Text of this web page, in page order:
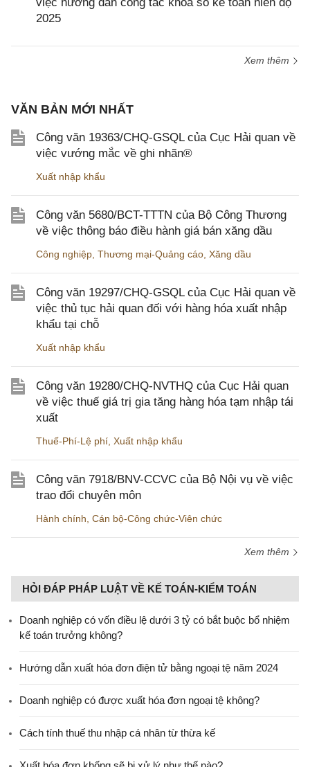
2025
Xem thêm
VĂN BẢN MỚI NHẤT
Công văn 19363/CHQ-GSQL của Cục Hải quan về
việc vướng mắc về ghi nhãn®
Xuất nhập khẩu
Công văn 5680/BCT-TTTN của Bộ Công Thương
về việc thông báo điều hành giá bán xăng dầu
Công nghiệp Thương mại-Quảng cáo Xăng dầu
Công văn 19297/CHQ-GSQL của Cục Hải quan về
việc thủ tục hải quan đối với hàng hóa xuất nhập
khẩu tại chỗ
Xuất nhập khẩu
Công văn 19280/CHQ-NVTHQ của Cục Hải quan
về việc thuế giá trị gia tăng hàng hóa tạm nhập tái
xuất
Thuế-Phí-Lệ phí Xuất nhập khẩu
Công văn 7918/BNV-CCVC của Bộ Nội vụ về việc
trao đổi chuyên môn
Hành chính Cán bộ-Công chức-Viên chức
Xem thêm
HỎI ĐÁP PHÁP LUẬT VỀ KẾ TOÁN-KIỂM TOÁN
Doanh nghiệp có vốn điều lệ dưới 3 tỷ có bắt buộc bổ nhiệm
kế toán trưởng không?
Hướng dẫn xuất hóa đơn điện tử bằng ngoại tệ năm 2024
Doanh nghiệp có được xuất hóa đơn ngoại tệ không?
Cách tính thuế thu nhập cá nhân từ thừa kế